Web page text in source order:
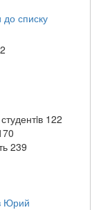
до списку
122
239
Юрий